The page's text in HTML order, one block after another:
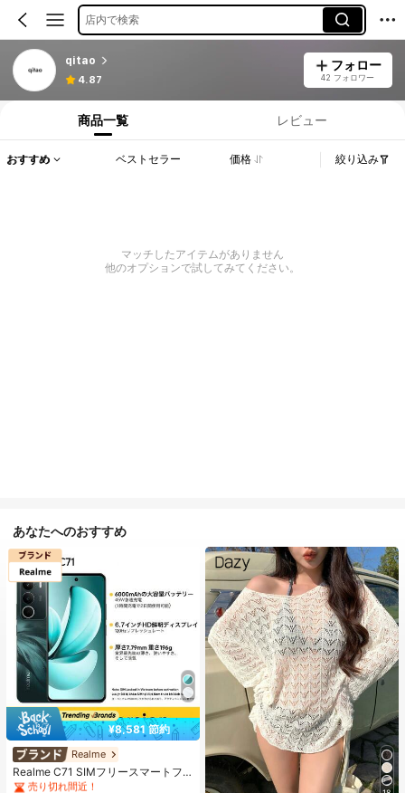
店内で検索
qitao
4.87
フォロー
42 フォロワー
商品一覧 レビュー
おすすめ ベストセラー 価格 絞り込み
マッチしたアイテムがありません
他のオプションで試してみてください。
あなたへのおすすめ
¥8,581 節約
Realme
Realme C71 SIMフリースマートフ
ォン 6GB+128GB/8GB+256GB グロ
#1 ベストセラー
に 携帯電話ブランド 携帯電話
売り切れ間近！
#1 ベストセラー
に 携帯電話ブランド 携帯電話
売り切れ間近！
#1 ベストセラー
に 携帯電話ブランド 携帯電話
売り切れ間近！